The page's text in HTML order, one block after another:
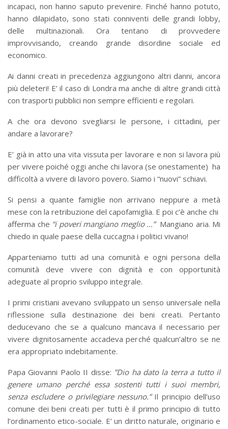
incapaci, non hanno saputo prevenire. Finché hanno potuto,
hanno dilapidato, sono stati conniventi delle grandi lobby,
delle multinazionali. Ora tentano di provvedere
improvvisando, creando grande disordine sociale ed
economico.
Ai danni creati in precedenza aggiungono altri danni, ancora
più deleteri! E’ il caso di Londra ma anche di altre grandi città
con trasporti pubblici non sempre efficienti e regolari.
A che ora devono svegliarsi le persone, i cittadini, per
andare a lavorare?
E’ già in atto una vita vissuta per lavorare e non si lavora più
per vivere poiché oggi anche chi lavora (se onestamente) ha
difficoltà a vivere di lavoro povero. Siamo i “nuovi” schiavi.
Si pensi a quante famiglie non arrivano neppure a metà
mese con la retribuzione del capofamiglia. E poi c’è anche chi
afferma che “i poveri mangiano meglio …” Mangiano aria. Mi
chiedo in quale paese della cuccagna i politici vivano!
Apparteniamo tutti ad una comunità e ogni persona della
comunità deve vivere con dignità e con opportunità
adeguate al proprio sviluppo integrale.
I primi cristiani avevano sviluppato un senso universale nella
riflessione sulla destinazione dei beni creati. Pertanto
deducevano che se a qualcuno mancava il necessario per
vivere dignitosamente accadeva perché qualcun’altro se ne
era appropriato indebitamente.
Papa Giovanni Paolo II disse: ”Dio ha dato la terra a tutto il
genere umano perché essa sostenti tutti i suoi membri,
senza escludere o privilegiare nessuno.” Il principio dell’uso
comune dei beni creati per tutti è il primo principio di tutto
l’ordinamento etico-sociale. E’ un diritto naturale, originario e